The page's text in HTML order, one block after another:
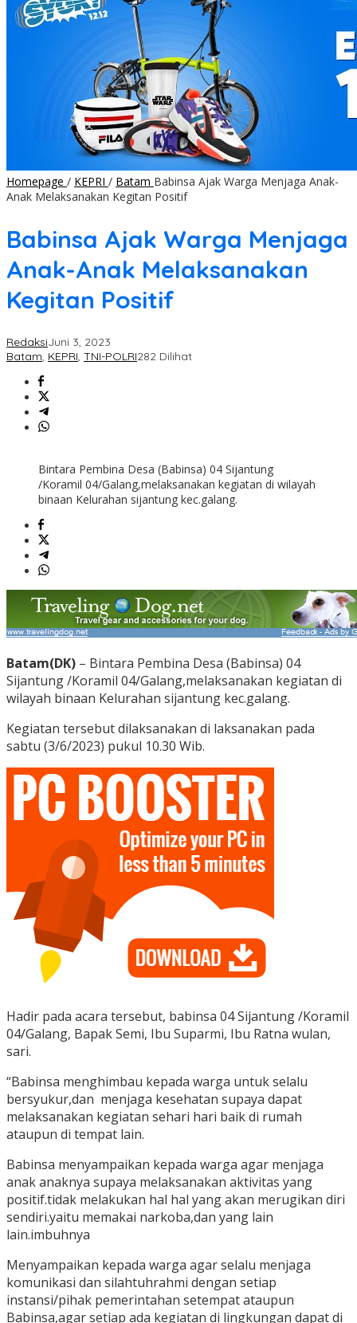
Homepage / KEPRI / Batam Babinsa Ajak Warga Menjaga Anak-
Anak Melaksanakan Kegitan Positif
Babinsa Ajak Warga Menjaga
Anak-Anak Melaksanakan
Kegitan Positif
RedaksiJuni 3, 2023
Batam, KEPRI, TNI-POLRI282 Dilihat
Bintara Pembina Desa (Babinsa) 04 Sijantung
/Koramil 04/Galang,melaksanakan kegiatan di wilayah
binaan Kelurahan sijantung kec.galang.
Batam(DK) – Bintara Pembina Desa (Babinsa) 04
Sijantung /Koramil 04/Galang,melaksanakan kegiatan di
wilayah binaan Kelurahan sijantung kec.galang.
Kegiatan tersebut dilaksanakan di laksanakan pada
sabtu (3/6/2023) pukul 10.30 Wib.
Hadir pada acara tersebut, babinsa 04 Sijantung /Koramil
04/Galang, Bapak Semi, Ibu Suparmi, Ibu Ratna wulan,
sari.
“Babinsa menghimbau kepada warga untuk selalu
bersyukur,dan menjaga kesehatan supaya dapat
melaksanakan kegiatan sehari hari baik di rumah
ataupun di tempat lain.
Babinsa menyampaikan kepada warga agar menjaga
anak anaknya supaya melaksanakan aktivitas yang
positif.tidak melakukan hal hal yang akan merugikan diri
sendiri.yaitu memakai narkoba,dan yang lain
lain.imbuhnya
Menyampaikan kepada warga agar selalu menjaga
komunikasi dan silahtuhrahmi dengan setiap
instansi/pihak pemerintahan setempat ataupun
Babinsa,agar setiap ada kegiatan di lingkungan dapat di